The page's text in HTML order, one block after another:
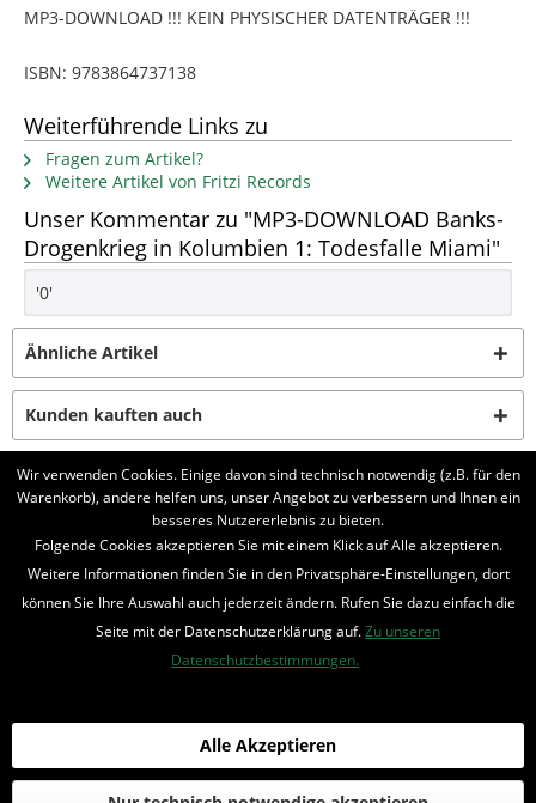
MP3-DOWNLOAD !!! KEIN PHYSISCHER DATENTRÄGER !!!
ISBN: 9783864737138
Weiterführende Links zu
Fragen zum Artikel?
Weitere Artikel von Fritzi Records
Unser Kommentar zu "MP3-DOWNLOAD Banks-
Drogenkrieg in Kolumbien 1: Todesfalle Miami"
'0'
Ähnliche Artikel
Kunden kauften auch
Kunden haben sich ebenfalls angesehen
BELIEBTE SERIEN
UNSER SHOP
Bestellung widerrufen
* Alle Preise inkl. MwSt. und zzgl.Bearbeitungspauschale
Wir verwenden Cookies. Einige davon sind technisch notwendig (z.B. für den
Warenkorb), andere helfen uns, unser Angebot zu verbessern und Ihnen ein
besseres Nutzererlebnis zu bieten.
Folgende Cookies akzeptieren Sie mit einem Klick auf Alle akzeptieren.
Weitere Informationen finden Sie in den Privatsphäre-Einstellungen, dort
können Sie Ihre Auswahl auch jederzeit ändern. Rufen Sie dazu einfach die
Seite mit der Datenschutzerklärung auf.Zu unseren
Datenschutzbestimmungen.
Alle Akzeptieren